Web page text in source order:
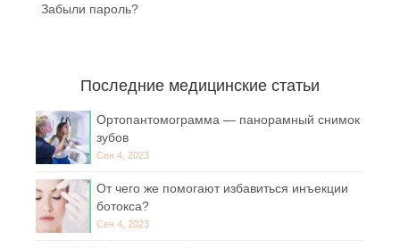
Забыли пароль?
Последние медицинские статьи
Ортопантомограмма — панорамный снимок
зубов
Сен 4, 2023
От чего же помогают избавиться инъекции
ботокса?
Сен 4, 2023